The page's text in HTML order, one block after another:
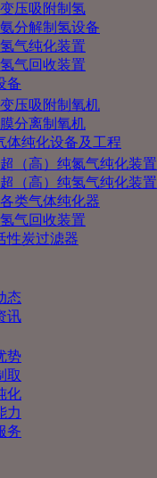
变压吸附制氢
氨分解制氢设备
氢气纯化装置
氢气回收装置
备
变压吸附制氧机
膜分离制氧机
体纯化设备及工程
超（高）纯氮气纯化装置
超（高）纯氢气纯化装置
各类气体纯化器
氢气回收装置
性炭过滤器
态
讯
势
取
化
力
务